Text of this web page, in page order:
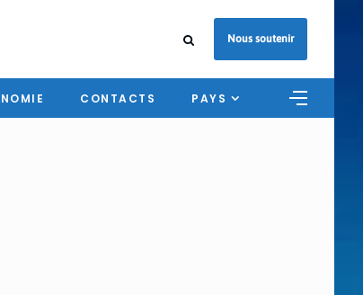
Nous soutenir
CONTACTS PAYS